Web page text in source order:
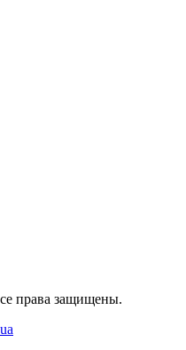
права защищены.